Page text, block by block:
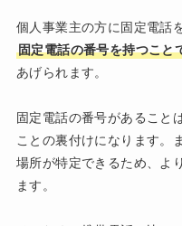
個人事業主の方に固定電話
固定電話の番号を持つこと
あげられます。
固定電話の番号があること
ことの裏付けになります。
場所が特定できるため、よ
ます。